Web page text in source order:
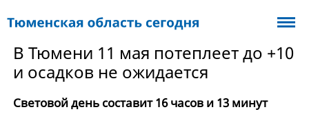
В Тюмени 11 мая потеплеет до +10
и осадков не ожидается
Световой день составит 16 часов и 13 минут